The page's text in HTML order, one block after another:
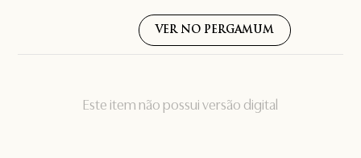
Este item não possui versão digital
VER NO PERGAMUM